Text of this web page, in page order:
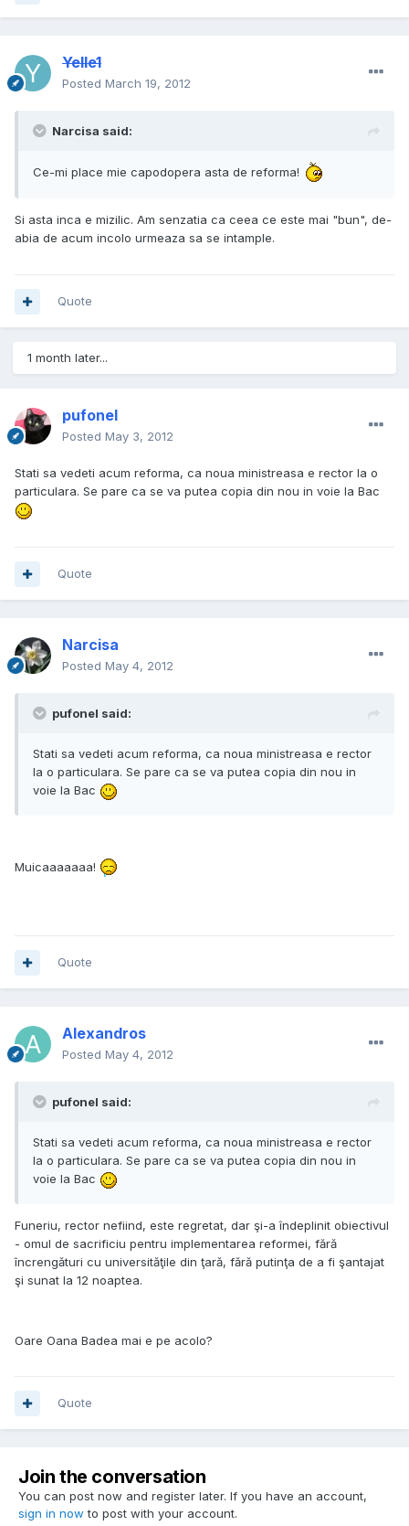
Yelle1
Posted March 19, 2012
Narcisa said:
Ce-mi place mie capodopera asta de reforma!
Si asta inca e mizilic. Am senzatia ca ceea ce este mai "bun", de-
abia de acum incolo urmeaza sa se intample.
Quote
1 month later...
pufonel
Posted May 3, 2012
Stati sa vedeti acum reforma, ca noua ministreasa e rector la o
particulara. Se pare ca se va putea copia din nou in voie la Bac
Quote
Narcisa
Posted May 4, 2012
pufonel said:
Stati sa vedeti acum reforma, ca noua ministreasa e rector
la o particulara. Se pare ca se va putea copia din nou in
voie la Bac
Muicaaaaaaa!
Quote
Alexandros
Posted May 4, 2012
pufonel said:
Stati sa vedeti acum reforma, ca noua ministreasa e rector
la o particulara. Se pare ca se va putea copia din nou in
voie la Bac
Funeriu, rector nefiind, este regretat, dar şi-a îndeplinit obiectivul
- omul de sacrificiu pentru implementarea reformei, fără
încrengături cu universităţile din ţară, fără putinţa de a fi şantajat
şi sunat la 12 noaptea.
Oare Oana Badea mai e pe acolo?
Quote
Join the conversation
You can post now and register later. If you have an account,
sign in now to post with your account.